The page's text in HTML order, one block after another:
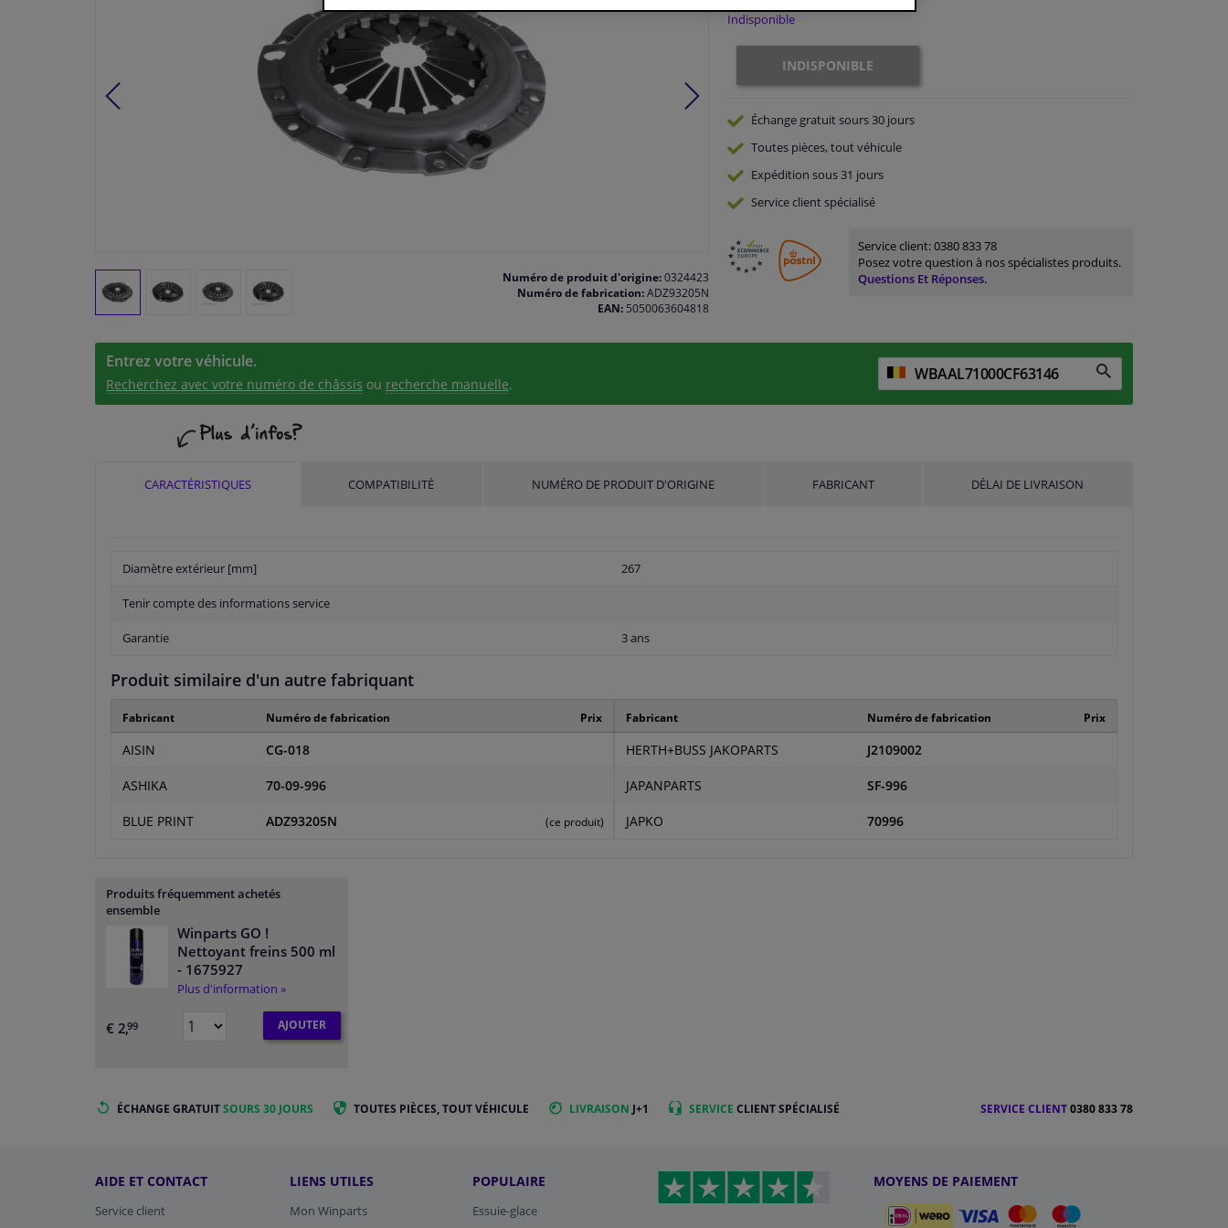
Numéro de produit d'origine:0324423
Numéro de fabrication:ADZ93205N
EAN:5050063604818
Indisponible
INDISPONIBLE
Échange gratuitsours 30 jours
Toutes pièces, tout véhicule
Expédition sous 31 jours
Serviceclient spécialisé
Service client:0380 833 78
Posez votre question à nos spécialistes produits.
Questions Et Réponses.
Entrez votre véhicule.
Recherchez avec votre numéro de châssis ou recherche manuelle.
CARACTÉRISTIQUES COMPATIBILITÉ NUMÉRO DE PRODUIT D'ORIGINE FABRICANT DÉLAI DE LIVRAISON
Diamètre extérieur [mm] 267
Tenir compte des informations service
Garantie 3 ans
Produit similaire d'un autre fabriquant
Fabricant Numéro de fabrication Prix
AISIN CG-018
ASHIKA 70-09-996
BLUE PRINT ADZ93205N (ce produit)
Fabricant Numéro de fabrication Prix
HERTH+BUSS JAKOPARTS J2109002
JAPANPARTS SF-996
JAPKO 70996
Produits fréquemment achetés
ensemble
Winparts GO !
Nettoyant freins 500 ml
- 1675927
Plus d'information »
€ 2,99 AJOUTER
ÉCHANGE GRATUITSOURS 30 JOURS TOUTES PIÈCES, TOUT VÉHICULE LIVRAISON J+1 SERVICE CLIENT SPÉCIALISÉ SERVICE CLIENT0380 833 78
AIDE ET CONTACT
Service client
LIENS UTILES
Mon Winparts
POPULAIRE
Essuie-glace
MOYENS DE PAIEMENT